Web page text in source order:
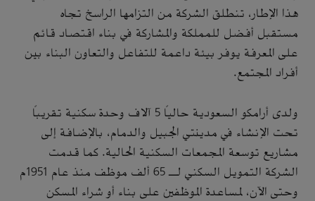
هذا الإطار، تنطلق الشركة من التزامها الراسخ تجاه
مستقبل أفضل للمملكة والمشاركة في بناء اقتصاد قائم
على المعرفة يوفر بيئة داعمة للتفاعل والتعاون البناء بين
أفراد المجتمع.
ولدى أرامكو السعودية حالياً 5 آلاف وحدة سكنية تقريباً
تحت الإنشاء في مدينتي الجبيل والدمام، بالإضافة إلى
مشاريع توسعة المجمعات السكنية الحالية. كما قدمت
الشركة التمويل السكني لـ 65 ألف موظف منذ عام 1951م
وحتى الآن، لمساعدة الموظفين على بناء أو شراء المسكن